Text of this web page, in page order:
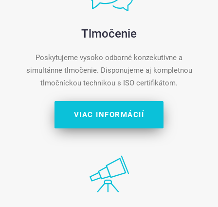
Tlmočenie
Poskytujeme vysoko odborné konzekutívne a
simultánne tlmočenie. Disponujeme aj kompletnou
tlmočníckou technikou s ISO certifikátom.
VIAC INFORMÁCIÍ